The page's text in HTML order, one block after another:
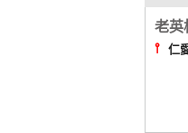
老英
⫯ 仁